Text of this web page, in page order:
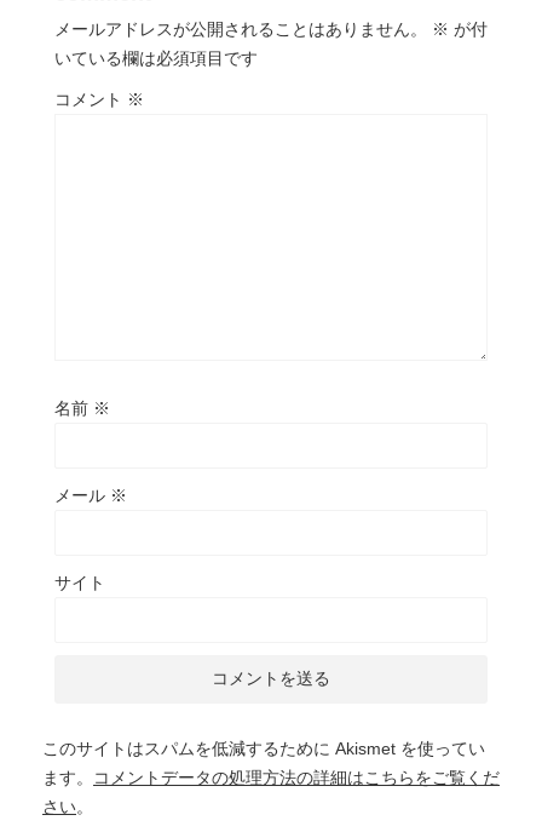
メールアドレスが公開されることはありません。 ※ が付
いている欄は必須項目です
コメント ※
名前 ※
メール ※
サイト
このサイトはスパムを低減するために Akismet を使ってい
ます。
コメントデータの処理方法の詳細はこちらをご覧くだ
さい。